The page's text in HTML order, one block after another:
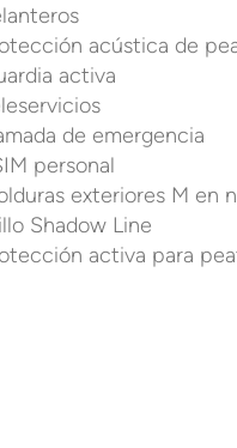
acústica de
activa
de emergencia
personal
exteriores M en
Shadow Line
activa para